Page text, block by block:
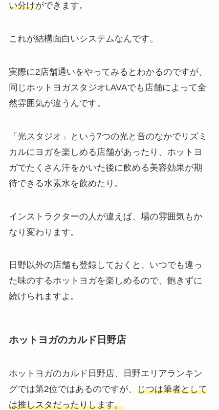
い分けができます。
これが結構面白いシステムなんです。
実際に2店舗通いをやってみるとわかるのですが、
同じホットヨガスタジオLAVAでも店舗によって全
然雰囲気が違うんです。
「光スタジオ」
という7つの光と音のなかでリズミ
カルにヨガを楽しめる店舗があったり、ホットヨ
ガでたくさん汗をかいた後に飲める美容効果が期
待できる水素水を飲めたり。
インストラクターの人が違えば、場の雰囲気もか
なり変わります。
日野以外の店舗も登録しておくと、いつでも違っ
た味のするホットヨガを楽しめるので、飽きずに
続けられますよ。
ホットヨガのカルド日野店
ホットヨガのカルド日野店、日野エリアランキン
グでは第2位ではあるのですが、 じつは筆者として
は推しスタだったりします。